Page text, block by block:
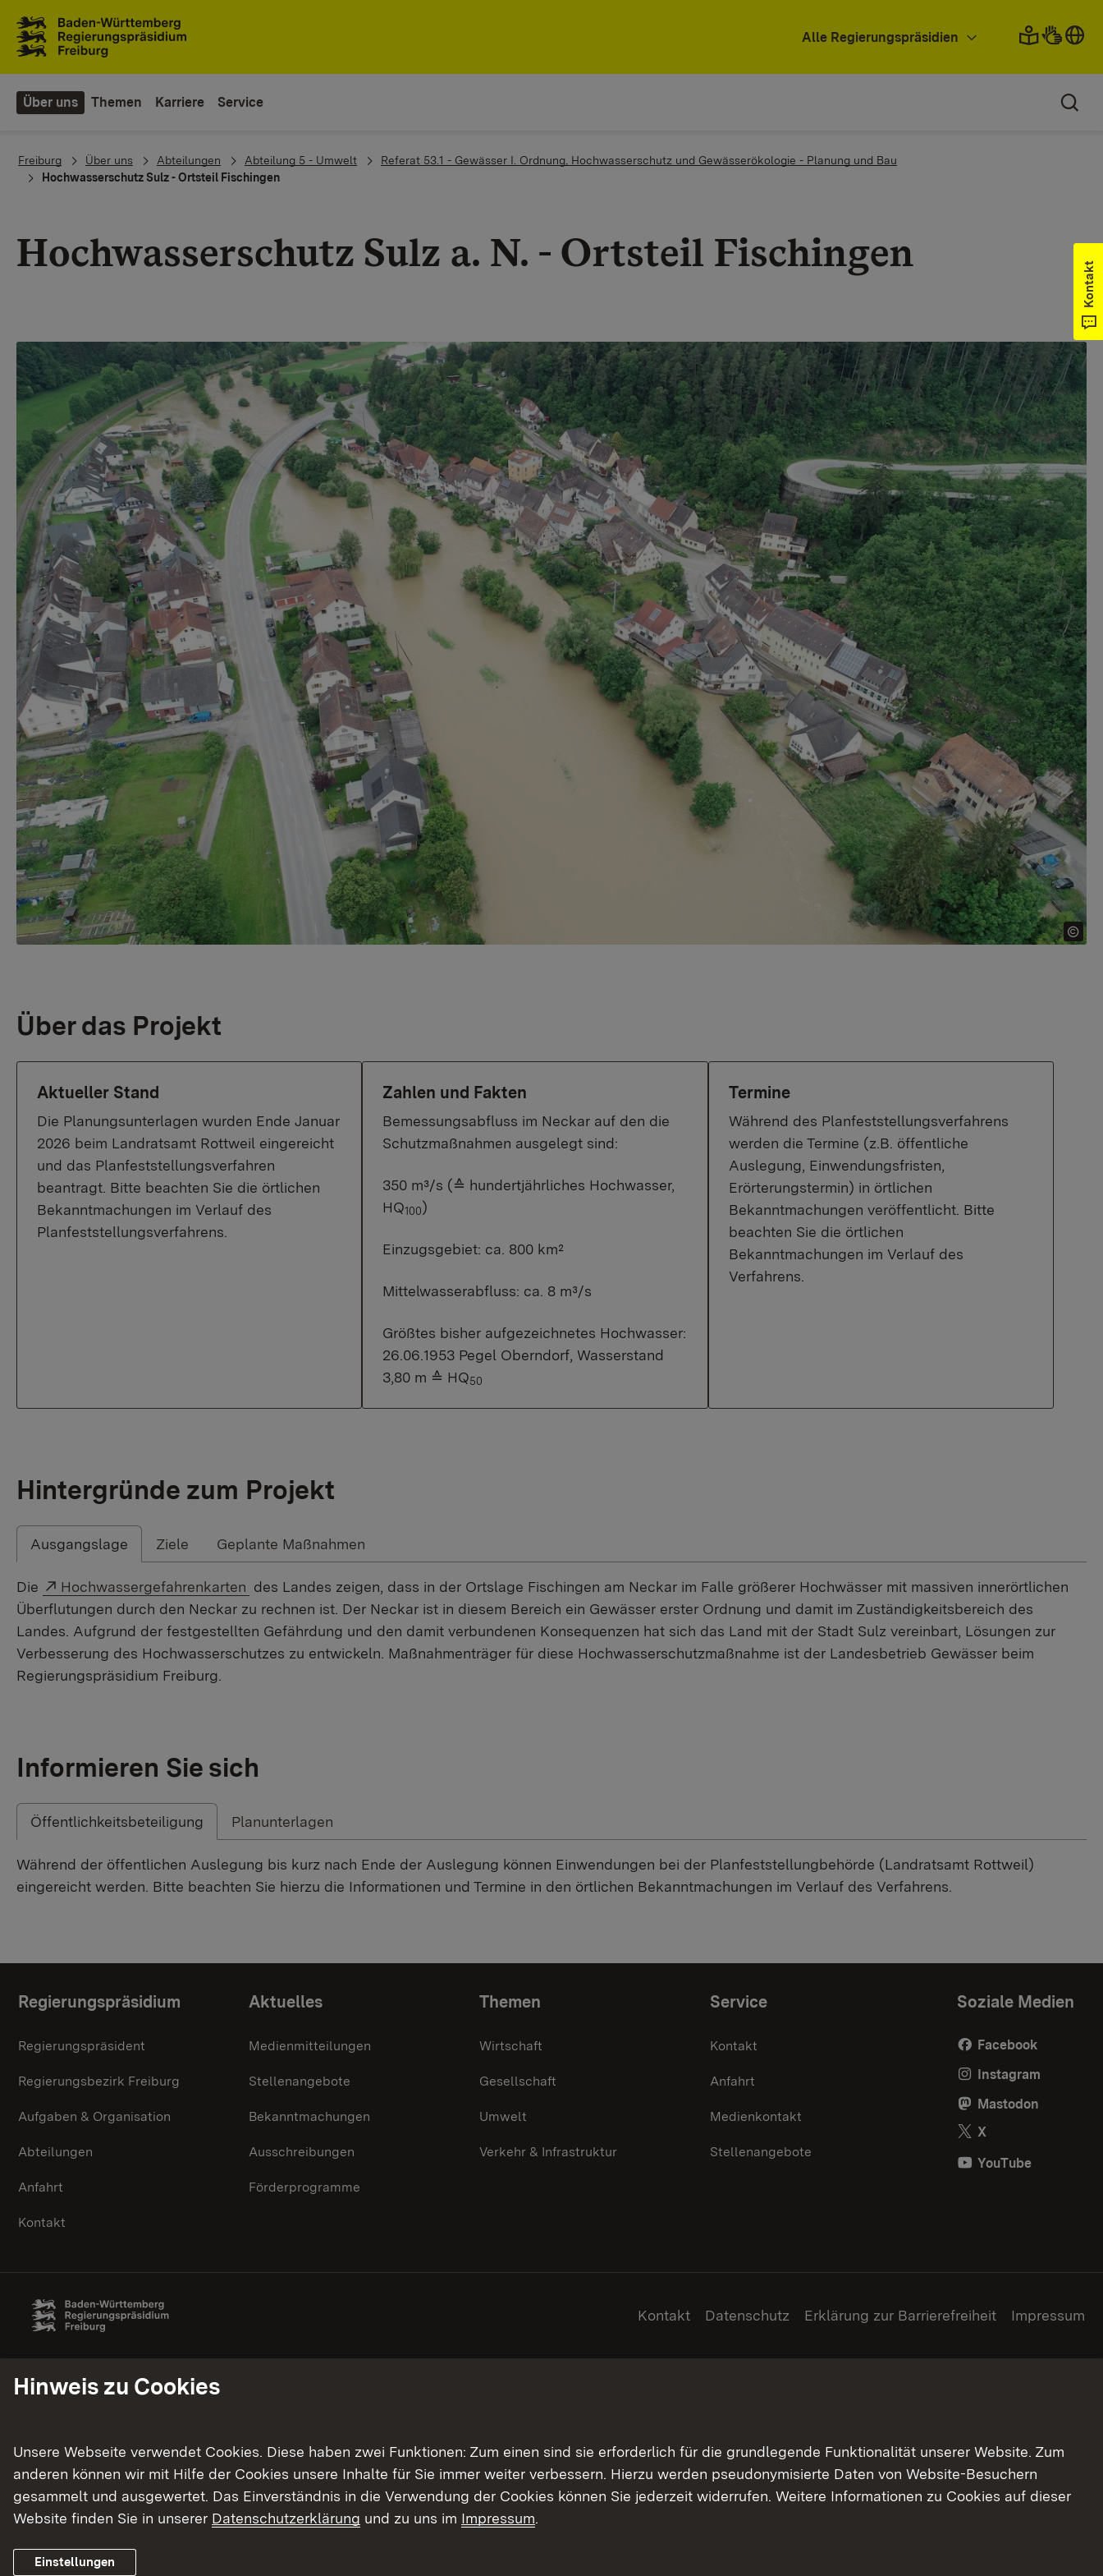
Alle Regierungspräsidien
Über uns Themen Karriere Service
You are here:
Freiburg Über uns Abteilungen Abteilung 5 - Umwelt
Referat 53.1 - Gewässer I. Ordnung, Hochwasserschutz und Gewässerökologie - Planung und Bau
Hochwasserschutz Sulz - Ortsteil Fischingen
Hochwasserschutz Sulz a. N. - Ortsteil Fischingen
Kontakt
Über das Projekt
Aktueller Stand
Die Planungsunterlagen wurden Ende Januar
2026 beim Landratsamt Rottweil eingereicht
und das Planfeststellungsverfahren
beantragt. Bitte beachten Sie die örtlichen
Bekanntmachungen im Verlauf des
Planfeststellungsverfahrens.
Zahlen und Fakten
Bemessungsabfluss im Neckar auf den die
Schutzmaßnahmen ausgelegt sind:
350 m³/s (≙ hundertjährliches Hochwasser,
HQ100)
Einzugsgebiet: ca. 800 km²
Mittelwasserabfluss: ca. 8 m³/s
Größtes bisher aufgezeichnetes Hochwasser:
26.06.1953 Pegel Oberndorf, Wasserstand
3,80 m ≙ HQ50
Termine
Während des Planfeststellungsverfahrens
werden die Termine (z.B. öffentliche
Auslegung, Einwendungsfristen,
Erörterungstermin) in örtlichen
Bekanntmachungen veröffentlicht. Bitte
beachten Sie die örtlichen
Bekanntmachungen im Verlauf des
Verfahrens.
Hintergründe zum Projekt
Ausgangslage Ziele Geplante Maßnahmen
Die Externer Link:
Hochwassergefahrenkarten des Landes zeigen, dass in der Ortslage Fischingen am Neckar im Falle größerer Hochwässer mit massiven innerörtlichen
Überflutungen durch den Neckar zu rechnen ist. Der Neckar ist in diesem Bereich ein Gewässer erster Ordnung und damit im Zuständigkeitsbereich des
Landes. Aufgrund der festgestellten Gefährdung und den damit verbundenen Konsequenzen hat sich das Land mit der Stadt Sulz vereinbart, Lösungen zur
Verbesserung des Hochwasserschutzes zu entwickeln. Maßnahmenträger für diese Hochwasserschutzmaßnahme ist der Landesbetrieb Gewässer beim
Regierungspräsidium Freiburg.
Informieren Sie sich
Öffentlichkeitsbeteiligung Planunterlagen
Während der öffentlichen Auslegung bis kurz nach Ende der Auslegung können Einwendungen bei der Planfeststellungbehörde (Landratsamt Rottweil)
eingereicht werden. Bitte beachten Sie hierzu die Informationen und Termine in den örtlichen Bekanntmachungen im Verlauf des Verfahrens.
Themenübersicht
Regierungspräsidium
Regierungspräsident
Regierungsbezirk Freiburg
Aufgaben & Organisation
Abteilungen
Anfahrt
Kontakt
Aktuelles
Medienmitteilungen
Stellenangebote
Bekanntmachungen
Ausschreibungen
Förderprogramme
Themen
Wirtschaft
Gesellschaft
Umwelt
Verkehr & Infrastruktur
Service
Kontakt
Anfahrt
Medienkontakt
Stellenangebote
Soziale Medien
Facebook
Instagram
Mastodon
X
YouTube
Kontakt Datenschutz Erklärung zur Barrierefreiheit Impressum
Hinweis zu Cookies
Unsere Webseite verwendet Cookies. Diese haben zwei Funktionen: Zum einen sind sie erforderlich für die grundlegende Funktionalität unserer Website. Zum
anderen können wir mit Hilfe der Cookies unsere Inhalte für Sie immer weiter verbessern. Hierzu werden pseudonymisierte Daten von Website-Besuchern
gesammelt und ausgewertet. Das Einverständnis in die Verwendung der Cookies können Sie jederzeit widerrufen. Weitere Informationen zu Cookies auf dieser
Website finden Sie in unserer Datenschutzerklärung und zu uns im Impressum.
Einstellungen